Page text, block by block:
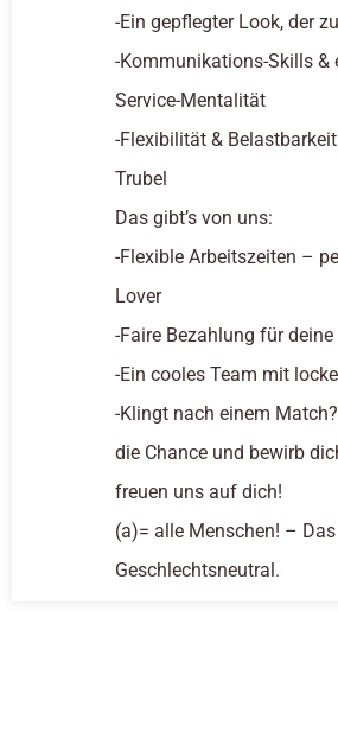
-Ein gepflegter Look, der
-Kommunikations-Skills &
Service-Mentalität
-Flexibilität &
Trubel
Das gibt’s von uns:
-Flexible Arbeitszeiten –
Lover
-Faire Bezahlung für deine
-Ein cooles Team mit
-Klingt nach einem
die Chance und bewirb
freuen uns auf dich!
(a)= alle Menschen! –
Geschlechtsneutral.